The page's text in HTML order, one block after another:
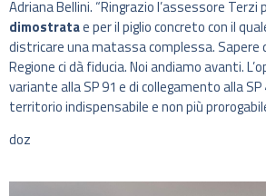
Adriana Bellini. “Ringrazio l’assessore Terzi
dimostratae per il piglio concreto con il
districare una matassa complessa. Sapere
Regione ci dà fiducia. Noi andiamo avanti.
variante alla SP 91 e di collegamento alla
territorio indispensabile e non più
doz